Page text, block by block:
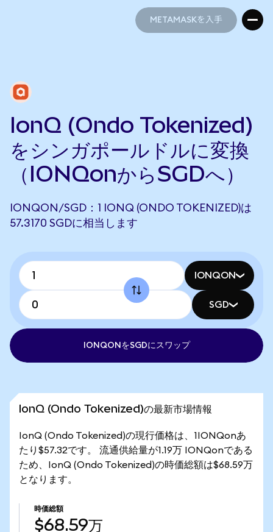
METAMASKを入手
IonQ (Ondo Tokenized)
をシンガポールドルに変換
（IONQonからSGDへ）
IONQON/SGD：1 IONQ (ONDO TOKENIZED)は
57.3170 SGDに相当します
IONQON
SGD
IONQONをSGDにスワップ
IonQ (Ondo Tokenized)の最新市場情報
IonQ (Ondo Tokenized)の現行価格は、1IONQonあ
たり$57.32です。 流通供給量が1.19万 IONQonである
ため、IonQ (Ondo Tokenized)の時価総額は$68.59万
となります。
時価総額
$68.59万